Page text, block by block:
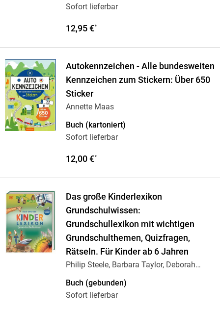
Sofort lieferbar
12,95 €*
Autokennzeichen - Alle bundesweiten
Kennzeichen zum Stickern: Über 650
Sticker
Annette Maas
Buch (kartoniert)
Sofort lieferbar
12,00 €*
Das große Kinderlexikon
Grundschulwissen:
Grundschullexikon mit wichtigen
Grundschulthemen, Quizfragen,
Rätseln. Für Kinder ab 6 Jahren
Philip Steele, Barbara Taylor, Deborah
Chancellor
Buch (gebunden)
Sofort lieferbar